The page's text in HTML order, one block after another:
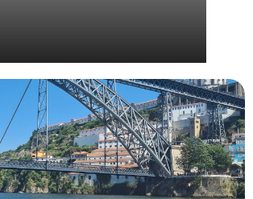
Nationale The Camp 2024